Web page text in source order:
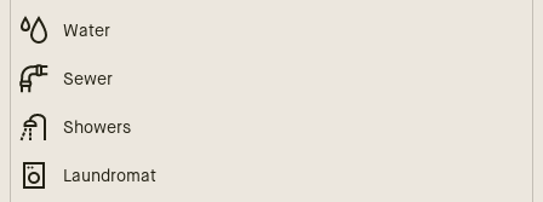
Water
Sewer
Showers
Laundromat